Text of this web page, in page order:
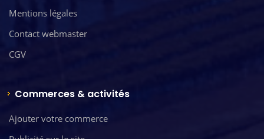
Mentions légales
Contact webmaster
CGV
Commerces & activités
Ajouter votre commerce